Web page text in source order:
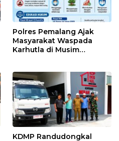
Polres Pemalang Ajak
Masyarakat Waspada
Karhutla di Musim
KDMP Randudongkal